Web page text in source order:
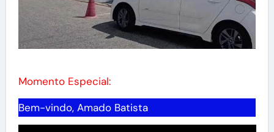
Momento Especial:
Bem-vindo, Amado Batista